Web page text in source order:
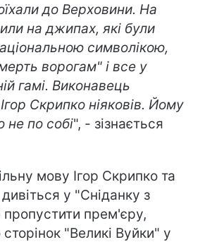
до Верховини. На
на джипах, які були
символікою,
ворогам" і все у
гамі. Виконавець
Скрипко ніяковів. Йому
не по собі", - зізнається
мову Ігор Скрипко та
у "Сніданку з
прем'єру,
"Великі Вуйки" у